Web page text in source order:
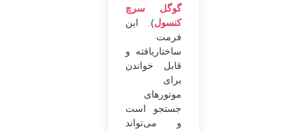
گوگل سرچ
کنسول). این
فرمت
ساختاریافته و
قابل خواندن
برای
موتورهای
جستجو است
و می‌تواند